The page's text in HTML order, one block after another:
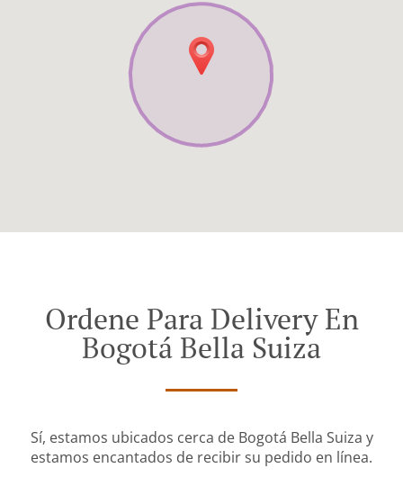
Ordene Para Delivery En
Bogotá Bella Suiza
Sí, estamos ubicados cerca de Bogotá Bella Suiza y
estamos encantados de recibir su pedido en línea.